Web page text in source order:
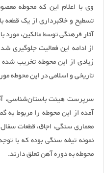
تسطیح و خاکبرداری از یک قطعه
آثار فرهنگی توسط مالکین، مورد
از ادامه این فعالیت جلوگیری
زیادی از این محوطه تخریب
تاریخی و اسلامی در این محوطه
سرپرست هیئت باستان‌شناسی،
معماری سنگی، اجاق، قطعات
نمونه تیغه سنگی بوده که با
محوطه به دوره آهن تعلق دارند.